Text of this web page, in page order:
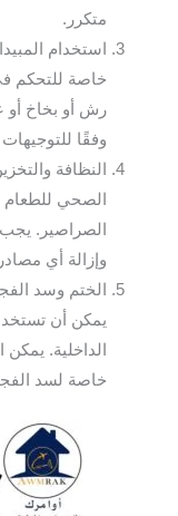
متكرر.
استخدام
خاصة للتحكم
رش أو بخاخ أو
وفقًا للتوجيهات
النظافة
الصحي للطعام
الصراصير.
وإزالة أي
الختم وسد
يمكن أن
الداخلية.
خاصة لسد